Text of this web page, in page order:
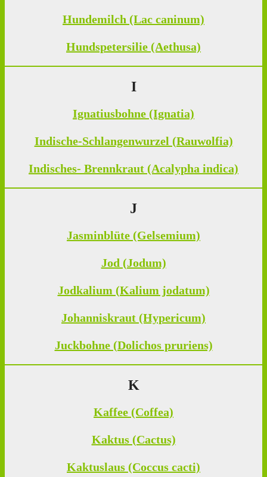
Hundemilch (Lac caninum)
Hundspetersilie (Aethusa)
I
Ignatiusbohne (Ignatia)
Indische-Schlangenwurzel (Rauwolfia)
Indisches- Brennkraut (Acalypha indica)
J
Jasminblüte (Gelsemium)
Jod (Jodum)
Jodkalium (Kalium jodatum)
Johanniskraut (Hypericum)
Juckbohne (Dolichos pruriens)
K
Kaffee (Coffea)
Kaktus (Cactus)
Kaktuslaus (Coccus cacti)